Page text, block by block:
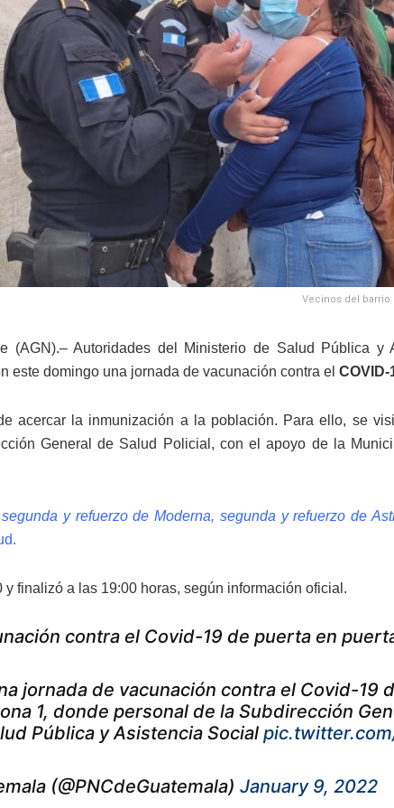
Vecinos del barrio
(AGN).– Autoridades del Ministerio de Salud Pública y
este domingo una jornada de vacunación contra el COVID-
acercar la inmunización a la población. Para ello, se
General de Salud Policial, con el apoyo de la
y refuerzo de Moderna, segunda y refuerzo de
y finalizó a las 19:00 horas, según información oficial.
contra el Covid-19 de puerta en
jornada de vacunación contra el Covid-19
1, donde personal de la Subdirección
Pública y Asistencia Social
(@PNCdeGuatemala) January 9, 2022